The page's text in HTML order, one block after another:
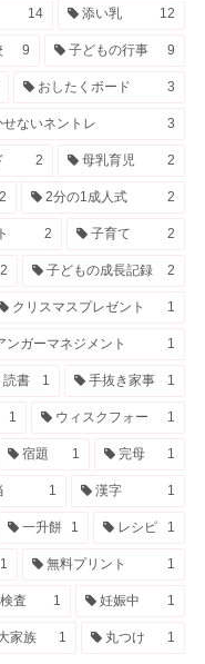
14 添い乳 12
9 子どもの行事 9
おしたくボード 3
せないネントレ 3
2 母乳育児 2
2 2分の1成人式 2
2 子育て 2
2 子どもの成長記録 2
クリスマスプレゼント 1
ンガーマネジメント 1
読書 1 手抜き家事 1
1 ウィスクフォー 1
宿題 1 完母 1
1 漢字 1
一升餅 1 レシピ 1
1 無料プリント 1
査 1 妊娠中 1
家族 1 丸つけ 1